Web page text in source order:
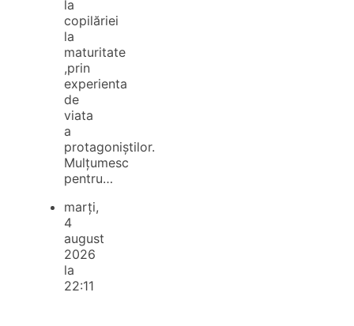
la
copilăriei
la
maturitate
,prin
experienta
de
viata
a
protagoniștilor.
Mulțumesc
pentru…
marți,
4
august
2026
la
22:11